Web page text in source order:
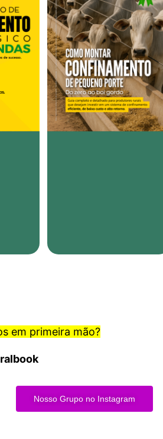
em primeira mão?
Nosso Grupo no Instagram